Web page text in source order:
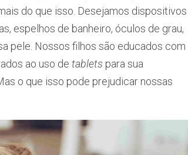
do que isso. Desejamos dispositivos
espelhos de banheiro, óculos de grau,
pele. Nossos filhos são educados com
ao uso de tablets para sua
o que isso pode prejudicar nossas